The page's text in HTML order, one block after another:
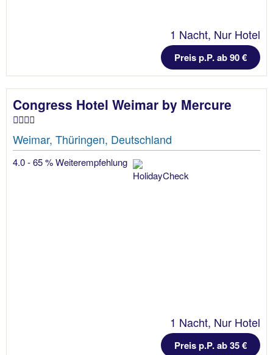
1 Nacht, Nur Hotel
Preis p.P. ab 90 €
Congress Hotel Weimar by Mercure
Weimar, Thüringen, Deutschland
4.0 - 65 % Weiterempfehlung
1 Nacht, Nur Hotel
Preis p.P. ab 35 €